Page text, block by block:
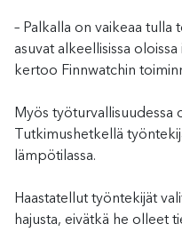
– Palkalla on vaikeaa
asuvat alkeellisissa
kertoo Finnwatchin
Myös työturvallisuudessa
Tutkimushetkellä
lämpötilassa.
Haastatellut työntekijät
hajusta, eivätkä he olleet